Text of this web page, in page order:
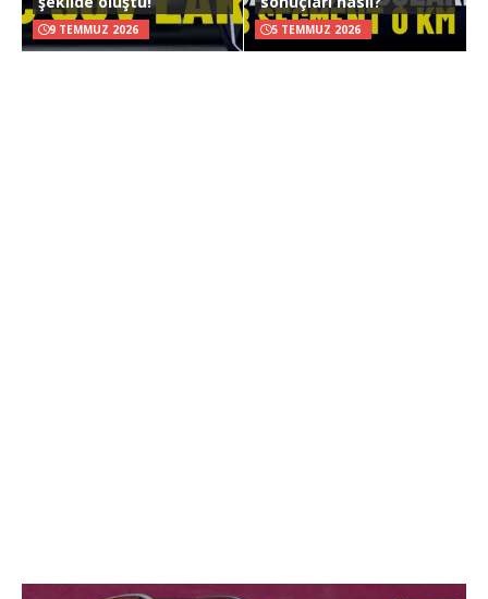
9 TEMMUZ 2026 5 TEMMUZ 2026